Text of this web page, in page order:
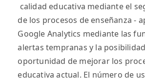
calidad educativa mediante el
de los procesos de enseñanza -
Google Analytics mediante las
alertas tempranas y la
oportunidad de mejorar los
educativa actual. El número de